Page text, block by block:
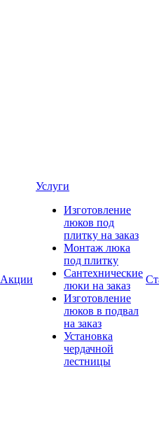
Акции
Услуги
Изготовление
люков под
плитку на заказ
Монтаж люка
под плитку
Сантехнические
люки на заказ
Изготовление
люков в подвал
на заказ
Установка
чердачной
лестницы